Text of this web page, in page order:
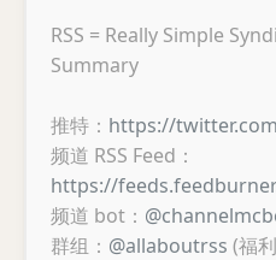
RSS = Really Simple
Summary
推特： https://
频道 RSS Feed：
https://
频道 bot：
群组： @allaboutrss (福